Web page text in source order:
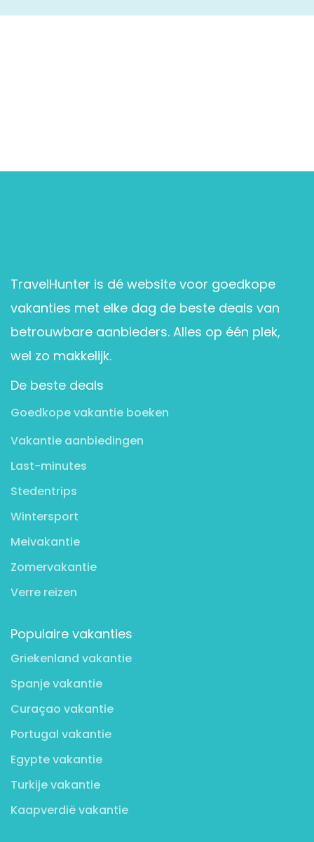
TravelHunter is dé website voor goedkope
vakanties met elke dag de beste deals van
betrouwbare aanbieders. Alles op één plek,
wel zo makkelijk.
De beste deals
Goedkope vakantie boeken
Vakantie aanbiedingen
Last-minutes
Stedentrips
Wintersport
Meivakantie
Zomervakantie
Verre reizen
Populaire vakanties
Griekenland vakantie
Spanje vakantie
Curaçao vakantie
Portugal vakantie
Egypte vakantie
Turkije vakantie
Kaapverdië vakantie